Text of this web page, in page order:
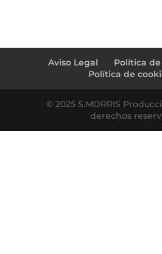
Aviso Legal
Política
Política de
© 2025 S.MORRIS
derechos